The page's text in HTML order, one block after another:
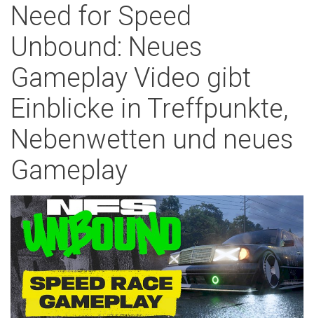
Need for Speed
Unbound: Neues
Gameplay Video gibt
Einblicke in Treffpunkte,
Nebenwetten und neues
Gameplay